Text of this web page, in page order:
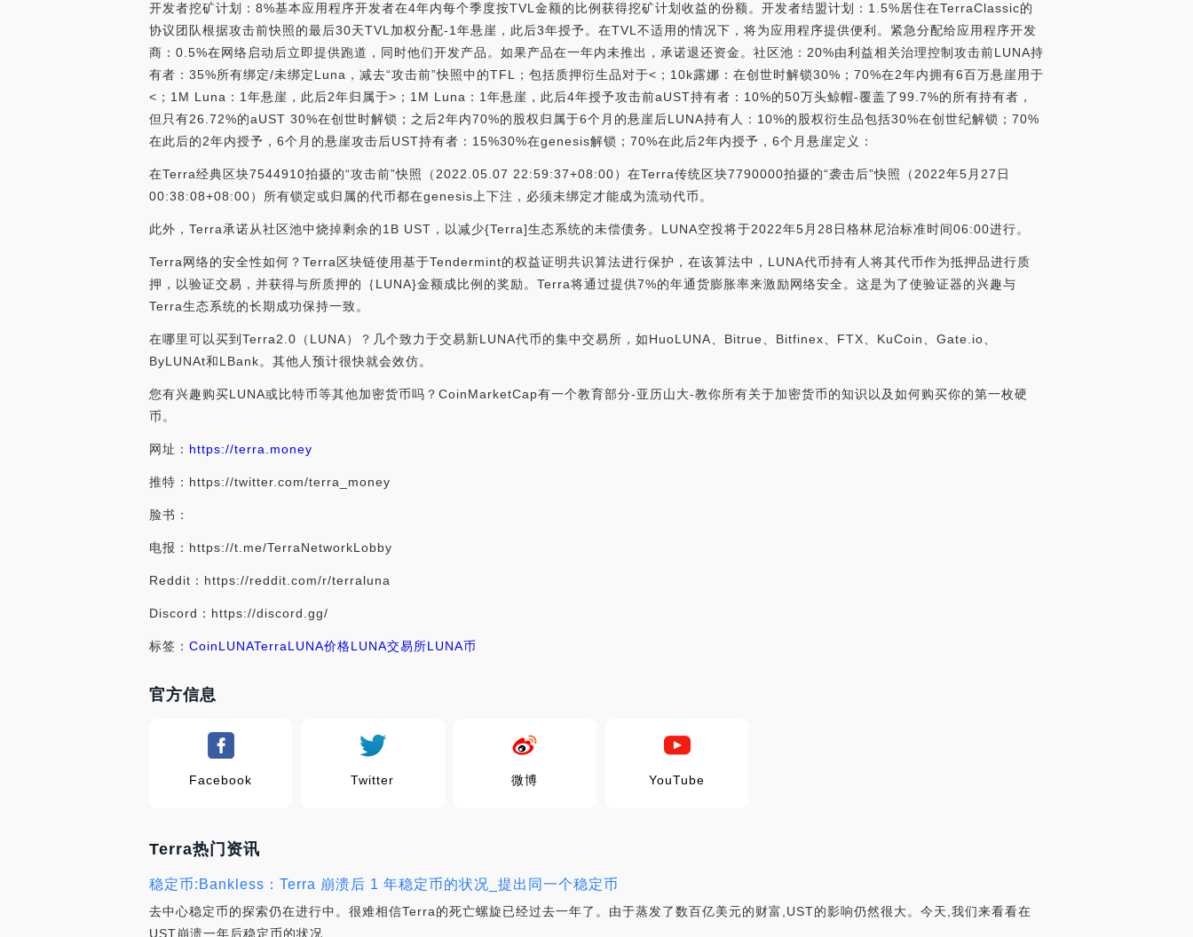
开发者挖矿计划：8%基本应用程序开发者在4年内每个季度按TVL金额的比例获得挖矿计划收益的份额。开发者结盟计划：1.5%居住在TerraClassic的
协议团队根据攻击前快照的最后30天TVL加权分配-1年悬崖，此后3年授予。在TVL不适用的情况下，将为应用程序提供便利。紧急分配给应用程序开发
商：0.5%在网络启动后立即提供跑道，同时他们开发产品。如果产品在一年内未推出，承诺退还资金。社区池：20%由利益相关治理控制攻击前LUNA持
有者：35%所有绑定/未绑定Luna，减去“攻击前”快照中的TFL；包括质押衍生品对于<；10k露娜：在创世时解锁30%；70%在2年内拥有6百万悬崖用于
<；1M Luna：1年悬崖，此后2年归属于>；1M Luna：1年悬崖，此后4年授予攻击前aUST持有者：10%的50万头鲸帽-覆盖了99.7%的所有持有者，
但只有26.72%的aUST 30%在创世时解锁；之后2年内70%的股权归属于6个月的悬崖后LUNA持有人：10%的股权衍生品包括30%在创世纪解锁；70%
在此后的2年内授予，6个月的悬崖攻击后UST持有者：15%30%在genesis解锁；70%在此后2年内授予，6个月悬崖定义：
在Terra经典区块7544910拍摄的“攻击前”快照（2022.05.07 22:59:37+08:00）在Terra传统区块7790000拍摄的“袭击后”快照（2022年5月27日
00:38:08+08:00）所有锁定或归属的代币都在genesis上下注，必须未绑定才能成为流动代币。
此外，Terra承诺从社区池中烧掉剩余的1B UST，以减少{Terra]生态系统的未偿债务。LUNA空投将于2022年5月28日格林尼治标准时间06:00进行。
Terra网络的安全性如何？Terra区块链使用基于Tendermint的权益证明共识算法进行保护，在该算法中，LUNA代币持有人将其代币作为抵押品进行质
押，以验证交易，并获得与所质押的｛LUNA}金额成比例的奖励。Terra将通过提供7%的年通货膨胀率来激励网络安全。这是为了使验证器的兴趣与
Terra生态系统的长期成功保持一致。
在哪里可以买到Terra2.0（LUNA）？几个致力于交易新LUNA代币的集中交易所，如HuoLUNA、Bitrue、Bitfinex、FTX、KuCoin、Gate.io、
ByLUNAt和LBank。其他人预计很快就会效仿。
您有兴趣购买LUNA或比特币等其他加密货币吗？CoinMarketCap有一个教育部分-亚历山大-教你所有关于加密货币的知识以及如何购买你的第一枚硬
币。
网址： https://terra.money
推特：https://twitter.com/terra_money
脸书：
电报：https://t.me/TerraNetworkLobby
Reddit：https://reddit.com/r/terraluna
Discord：https://discord.gg/
标签： CoinLUNATerraLUNA价格LUNA交易所LUNA币
官方信息
Facebook Twitter 微博 YouTube
Terra热门资讯
稳定币:Bankless：Terra 崩溃后 1 年稳定币的状况_提出同一个稳定币
去中心稳定币的探索仍在进行中。很难相信Terra的死亡螺旋已经过去一年了。由于蒸发了数百亿美元的财富,UST的影响仍然很大。今天,我们来看看在
UST崩溃一年后稳定币的状况.